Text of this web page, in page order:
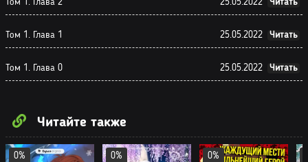
Том 1. Глава 0 25.05.2022 Читать
Том 1. Глава 1 25.05.2022 Читать
Том 1. Глава 2 25.05.2022 Читать
Читайте также
0% 0% 0%